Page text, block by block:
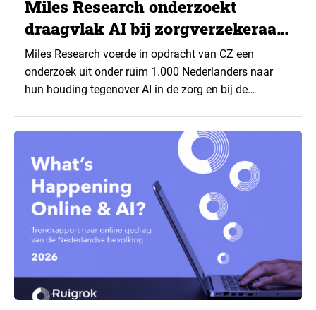
Miles Research onderzoekt
draagvlak AI bij zorgverzekeraar
CZ
Miles Research voerde in opdracht van CZ een
onderzoek uit onder ruim 1.000 Nederlanders naar
hun houding tegenover AI in de zorg en bij de
toepassingen, en waar trekken zij een grens? Dit
artikel is aangeleverd door kennispartner Miles
Research. ▼ De uitkomsten zijn…